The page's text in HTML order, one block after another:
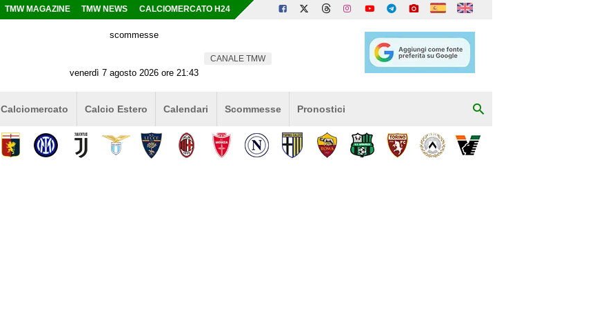
TMW MAGAZINE TMW NEWS CALCIOMERCATO H24
scommesse
venerdì 7 agosto 2026 ore 21:43
CANALE TMW
Calciomercato Calcio Estero Calendari Scommesse Pronostici